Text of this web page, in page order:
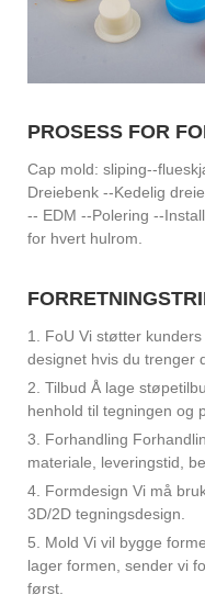
PROSESS FOR
Cap mold: sliping--
Dreiebenk --Kedelig
-- EDM --Polering --
for hvert hulrom.
1. FoU Vi støtter
designet hvis du trenger
2. Tilbud Å lage
henhold til tegningen og
3. Forhandling
materiale, leveringstid,
4. Formdesign Vi må
3D/2D tegningsdesign.
5. Mold Vi vil bygge
lager formen, sender vi
først.